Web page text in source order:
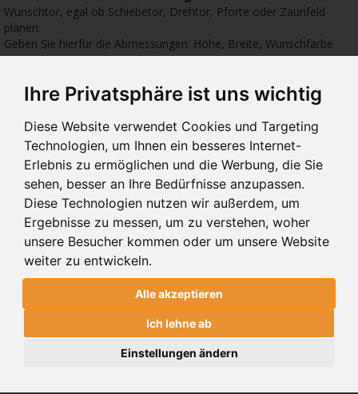
Ihre Privatsphäre ist uns wichtig
Diese Website verwendet Cookies und Targeting
Technologien, um Ihnen ein besseres Internet-
Erlebnis zu ermöglichen und die Werbung, die Sie
sehen, besser an Ihre Bedürfnisse anzupassen.
Diese Technologien nutzen wir außerdem, um
Ergebnisse zu messen, um zu verstehen, woher
unsere Besucher kommen oder um unsere Website
weiter zu entwickeln.
Alle akzeptieren
Ich lehne ab
Einstellungen ändern
Wunschtor, egal ob Schiebetor, Drehtor, Pforte oder Zaunfeld
planen.
Geben Sie hierfür die Abmessungen: Höhe, Breite, Wunschfarbe
sowie das gewünschte Zubehör ein.
A-
A-LINER RT
SCHIEBETORE A-LINER RT
ECO-LINER RT
SCHIEBETORE ECO-LINER RT
SCHIEBETORE A-LINER RT
PREIS